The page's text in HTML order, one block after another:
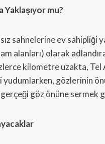
Yaklaşıyor mu?
sahnelerine ev sahipliği
alanları) olarak
kilometre uzakta, Tel
gözlerinin
göz önüne